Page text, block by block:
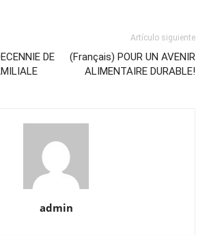
DE
Artículo siguiente
(Français) POUR UN AVENIR
ALIMENTAIRE DURABLE!
admin